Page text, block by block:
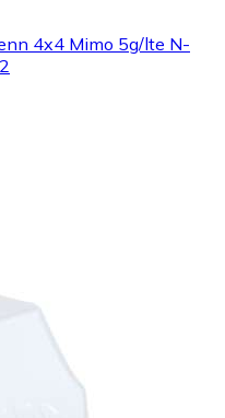
4x4 Mimo 5g/lte N-